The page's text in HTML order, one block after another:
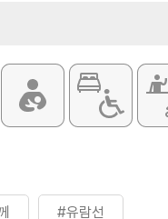
홈페이지 참조
#유람선